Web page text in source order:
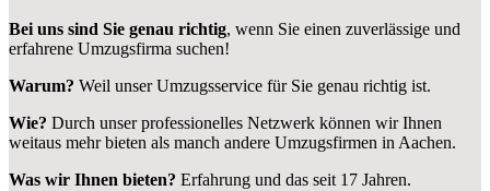
Bei uns sind Sie genau richtig, wenn Sie einen zuverlässige und
erfahrene Umzugsfirma suchen!
Warum? Weil unser Umzugsservice für Sie genau richtig ist.
Wie? Durch unser professionelles Netzwerk können wir Ihnen
weitaus mehr bieten als manch andere Umzugsfirmen in Aachen.
Was wir Ihnen bieten? Erfahrung und das seit 17 Jahren.